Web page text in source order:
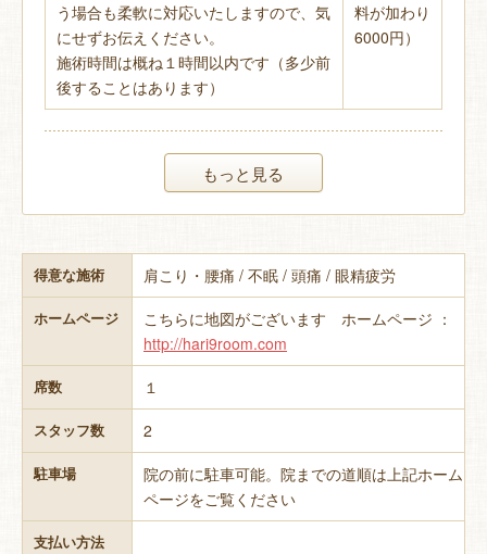
う場合も柔軟に対応いたしますので、気
にせずお伝えください。
施術時間は概ね１時間以内です（多少前
後することはあります）
料が加わり
6000円）
もっと見る
得意な施術 肩こり・腰痛 / 不眠 / 頭痛 / 眼精疲労
ホームページ
こちらに地図がございます ホームページ ：
http://hari9room.com
席数 １
スタッフ数 2
駐車場
院の前に駐車可能。院までの道順は上記ホーム
ページをご覧ください
支払い方法